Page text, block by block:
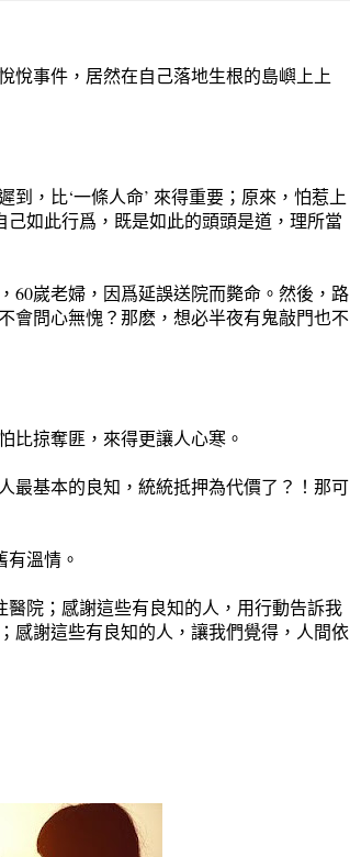
悅事件，居然在自己落地生根的島嶼上上
，比‘一條人命’ 來得重要；原來，怕惹上
己如此行爲，既是如此的頭頭是道，理所當
60嵗老婦，因爲延誤送院而斃命。然後，路
會問心無愧？那麽，想必半夜有鬼敲門也不
比掠奪匪，來得更讓人心寒。
最基本的良知，統統抵押為代價了？！那可
有溫情。
醫院；感謝這些有良知的人，用行動告訴我
感謝這些有良知的人，讓我們覺得，人間依